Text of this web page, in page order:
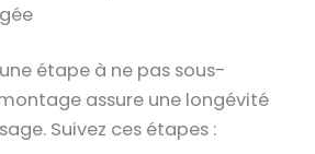
étape à ne pas sous-
assure une longévité
Suivez ces étapes :